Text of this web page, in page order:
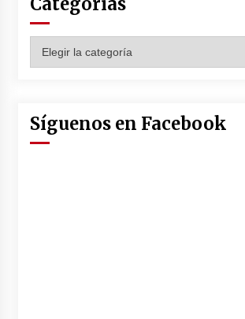
Síguenos en Facebook